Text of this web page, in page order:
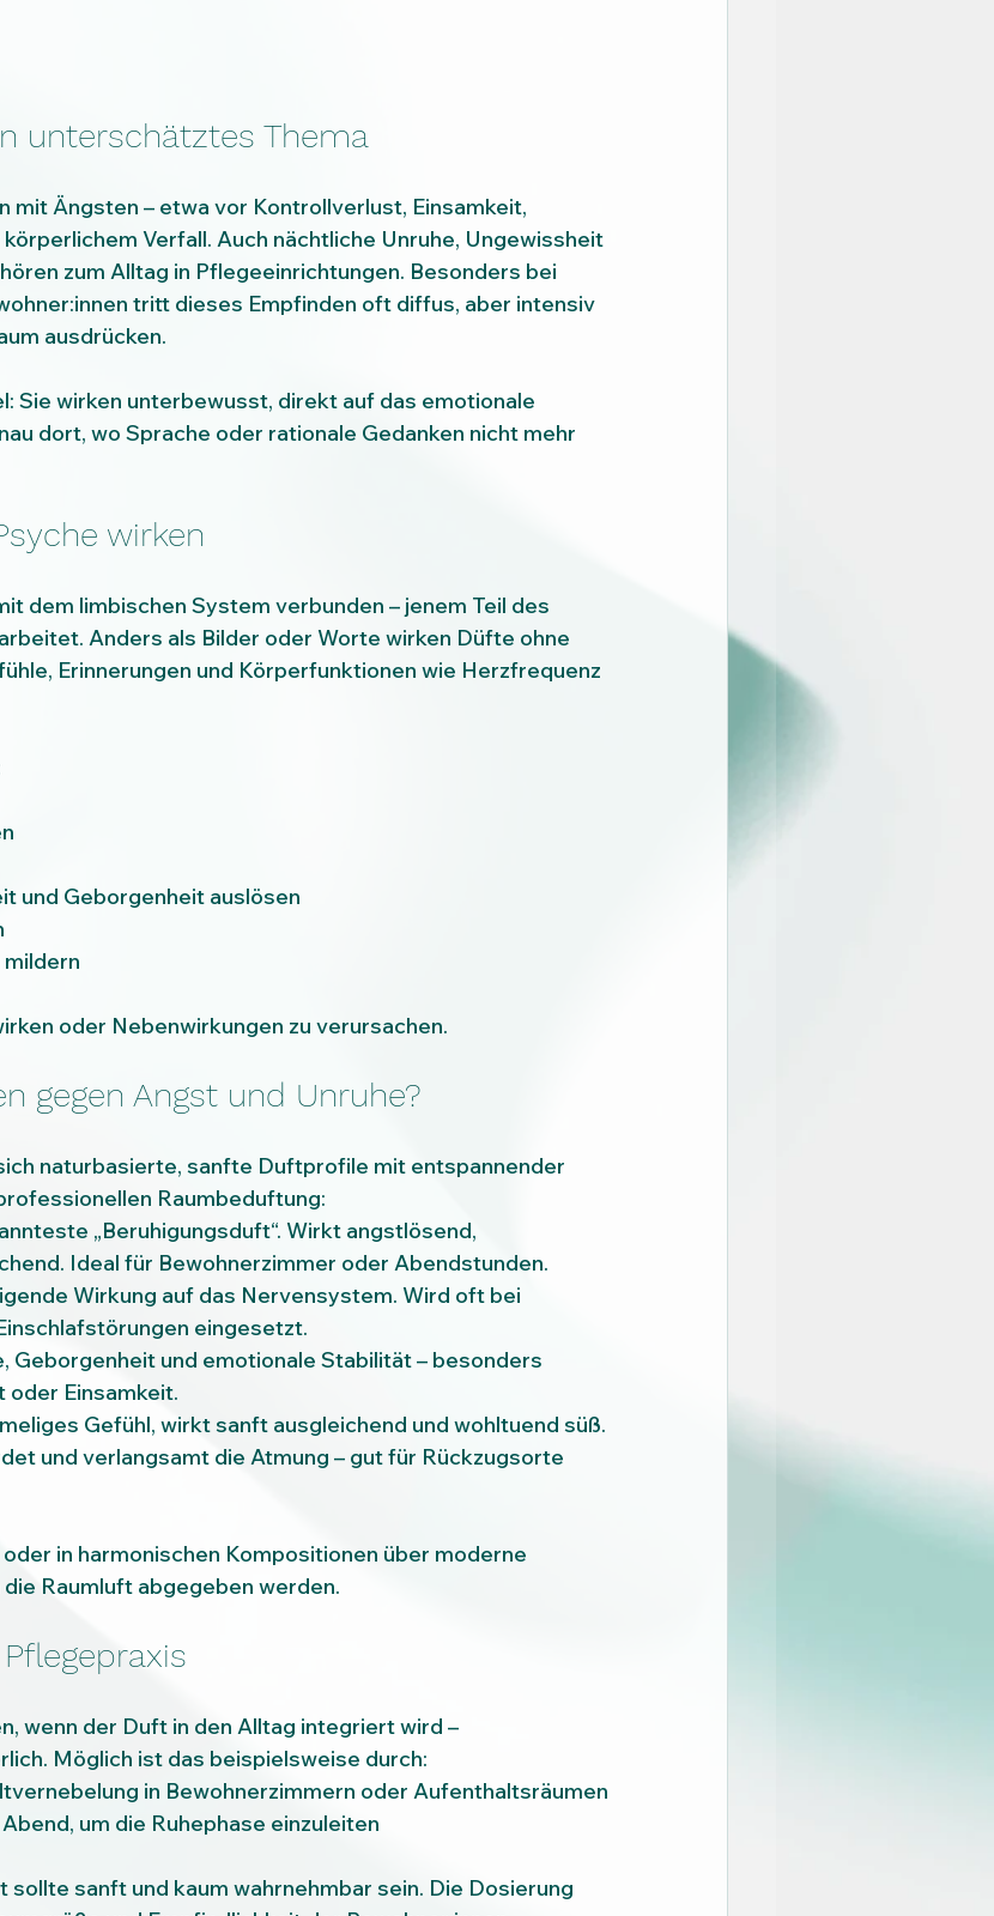
unterschätztes Thema
mit Ängsten – etwa vor Kontrollverlust, Einsamkeit,
Verfall. Auch nächtliche Unruhe, Ungewissheit
zum Alltag in Pflegeeinrichtungen. Besonders bei
tritt dieses Empfinden oft diffus, aber intensiv
ausdrücken.
Sie wirken unterbewusst, direkt auf das emotionale
dort, wo Sprache oder rationale Gedanken nicht mehr
wirken
dem limbischen System verbunden – jenem Teil des
Anders als Bilder oder Worte wirken Düfte ohne
Erinnerungen und Körperfunktionen wie Herzfrequenz
und Geborgenheit auslösen
mildern
oder Nebenwirkungen zu verursachen.
gegen Angst und Unruhe?
naturbasierte, sanfte Duftprofile mit entspannender
Raumbeduftung:
„Beruhigungsduft“. Wirkt angstlösend,
Ideal für Bewohnerzimmer oder Abendstunden.
Wirkung auf das Nervensystem. Wird oft bei
eingesetzt.
Geborgenheit und emotionale Stabilität – besonders
Einsamkeit.
Gefühl, wirkt sanft ausgleichend und wohltuend süß.
und verlangsamt die Atmung – gut für Rückzugsorte
in harmonischen Kompositionen über moderne
Raumluft abgegeben werden.
wenn der Duft in den Alltag integriert wird –
Möglich ist das beispielsweise durch:
in Bewohnerzimmern oder Aufenthaltsräumen
um die Ruhephase einzuleiten
sanft und kaum wahrnehmbar sein. Die Dosierung